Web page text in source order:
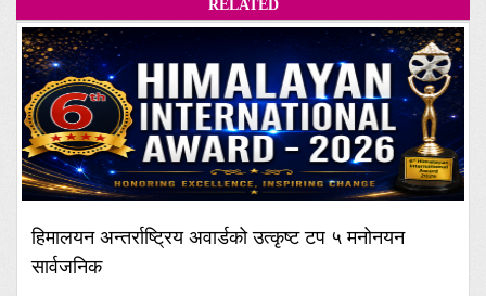
RELATED
हिमालयन अन्तर्राष्ट्रिय अवार्डको उत्कृष्ट टप ५ मनोनयन
सार्वजनिक